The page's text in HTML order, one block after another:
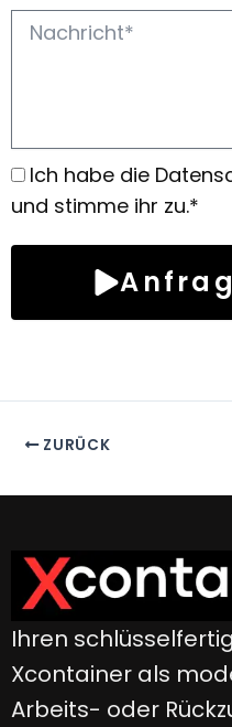
Ich habe die
und stimme ihr zu.*
ZURÜCK
Ihren
Xcontainer als
Arbeits- oder